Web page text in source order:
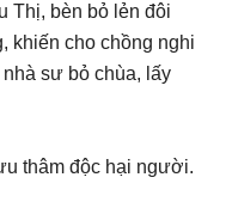
Thị, bèn bỏ lẻn đôi
khiến cho chồng nghi
sư bỏ chùa, lấy
thâm độc hại người.